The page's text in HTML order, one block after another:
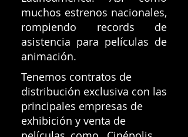
muchos estrenos nacionales,
rompiendo records de
asistencia para películas de
animación.
Tenemos contratos de
distribución exclusiva con las
principales empresas de
exhibición y venta de